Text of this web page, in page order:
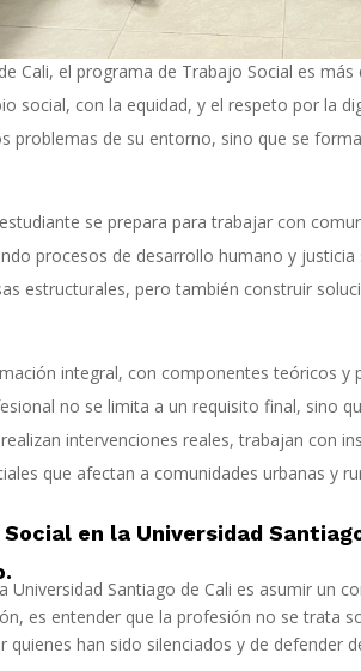
Cali, el programa de Trabajo Social es
social, con la equidad, y el respeto por la
problemas de su entorno, sino que se
se prepara para trabajar con
procesos de desarrollo humano y
estructurales, pero también construir
integral, con componentes teóricos y
no se limita a un requisito final, sino
intervenciones reales, trabajan con
que afectan a comunidades urbanas y
en la Universidad
Universidad Santiago de Cali es asumir un
es entender que la profesión no se trata
han sido silenciados y de defender